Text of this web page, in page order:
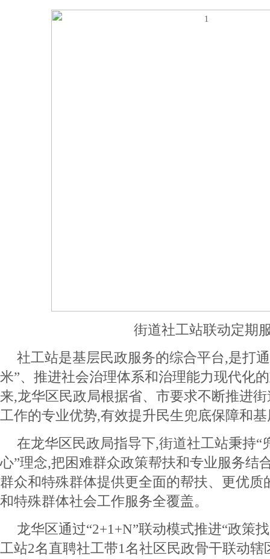
街道社工站联动定期
社工站是基层民政服务的综合平台,是打
米”、推进社会治理体系和治理能力现代化
来,龙华区民政局根据省、市要求不断推进
工作的专业优势,有效提升民生兜底保障和
在龙华区民政局指导下,街道社工站秉持“
心”理念,把困难群众政策帮扶和专业服务结
群众和特殊群体提供更全面的帮扶、更优质
和特殊群体社会工作服务全覆盖。
龙华区通过“2+1+N”联动模式推进“政策
工站2名直聘社工带1名社区民政骨干联动